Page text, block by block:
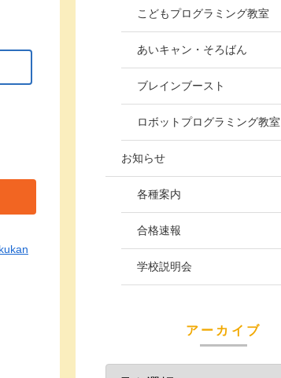
こどもプログラミング教室
あいキャン・そろばん
ブレインブースト
ロボットプログラミング教室
お知らせ
各種案内
合格速報
学校説明会
アーカイブ